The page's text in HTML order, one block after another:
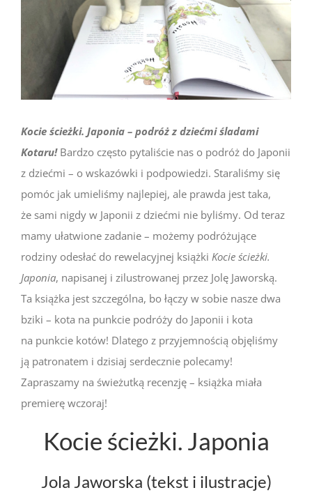
Kocie ścieżki. Japonia – podróż z dziećmi śladami
Kotaru!Bardzo często pytaliście nas o podróż do Japonii
z dziećmi – o wskazówki i podpowiedzi. Staraliśmy się
pomóc jak umieliśmy najlepiej, ale prawda jest taka,
że sami nigdy w Japonii z dziećmi nie byliśmy. Od teraz
mamy ułatwione zadanie – możemy podróżujące
rodziny odesłać do rewelacyjnej książki Kocie ścieżki.
Japonia, napisanej i zilustrowanej przez Jolę Jaworską.
Ta książka jest szczególna, bo łączy w sobie nasze dwa
bziki – kota na punkcie podróży do Japonii i kota
na punkcie kotów! Dlatego z przyjemnością objęliśmy
ją patronatem i dzisiaj serdecznie polecamy!
Zapraszamy na świeżutką recenzję – książka miała
premierę wczoraj!
Kocie ścieżki. Japonia
Jola Jaworska (tekst i ilustracje)